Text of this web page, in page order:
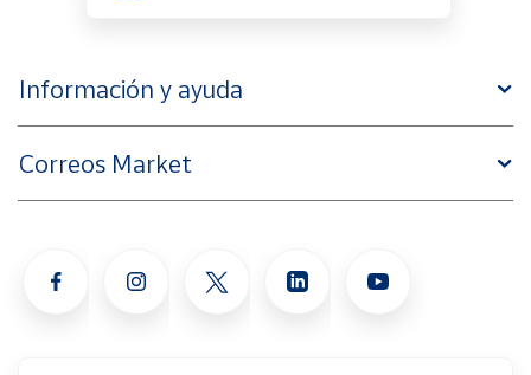
Información y ayuda
Correos Market